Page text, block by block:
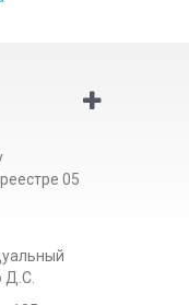
05
Д.С.